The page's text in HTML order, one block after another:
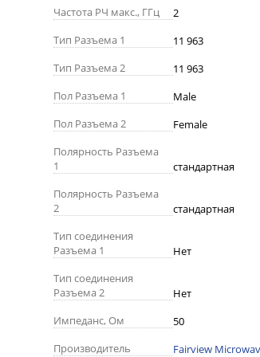
Частота РЧ макс., ГГц
2
Тип Разъема 1
11 963
Тип Разъема 2
11 963
Пол Разъема 1
Male
Пол Разъема 2
Female
Полярность Разъема
1
стандартная
Полярность Разъема
2
стандартная
Тип соединения
Разъема 1
Нет
Тип соединения
Разъема 2
Нет
Импеданс, Ом
50
Производитель
Fairview